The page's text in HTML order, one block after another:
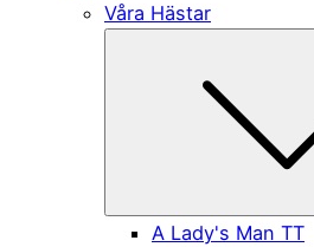
Våra Hästar
A Lady's Man TT